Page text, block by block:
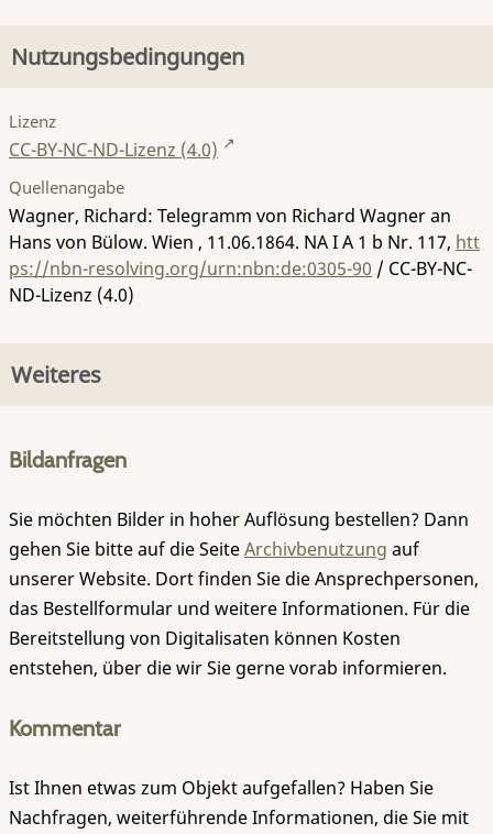
Nutzungsbedingungen
Lizenz
CC-BY-NC-ND-Lizenz (4.0)
Quellenangabe
Wagner, Richard: Telegramm von Richard Wagner an
Hans von Bülow. Wien , 11.06.1864. NA I A 1 b Nr. 117, htt
ps://nbn-resolving.org/urn:nbn:de:0305-90 / CC-BY-NC-
ND-Lizenz (4.0)
Weiteres
Bildanfragen
Sie möchten Bilder in hoher Auflösung bestellen? Dann
gehen Sie bitte auf die SeiteArchivbenutzung auf
unserer Website. Dort finden Sie die Ansprechpersonen,
das Bestellformular und weitere Informationen. Für die
Bereitstellung von Digitalisaten können Kosten
entstehen, über die wir Sie gerne vorab informieren.
Kommentar
Ist Ihnen etwas zum Objekt aufgefallen? Haben Sie
Nachfragen, weiterführende Informationen, die Sie mit